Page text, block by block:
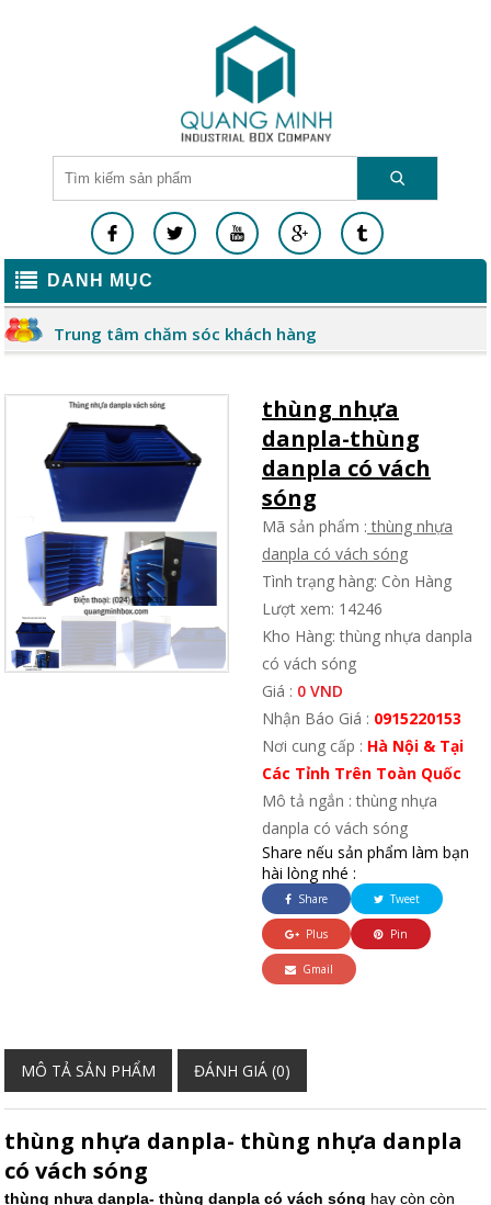
DANH MỤC
Trung tâm chăm sóc khách hàng
thùng nhựa
danpla-thùng
danpla có vách
sóng
Mã sản phẩm : thùng nhựa
danpla có vách sóng
Tình trạng hàng: Còn Hàng
Lượt xem: 14246
Kho Hàng: thùng nhựa danpla
có vách sóng
Giá : 0 VND
Nhận Báo Giá : 0915220153
Nơi cung cấp : Hà Nội & Tại
Các Tỉnh Trên Toàn Quốc
Mô tả ngắn : thùng nhựa
danpla có vách sóng
Share nếu sản phẩm làm bạn
hài lòng nhé :
Share Tweet
Plus Pin
Gmail
MÔ TẢ SẢN PHẨM ĐÁNH GIÁ (0)
thùng nhựa danpla- thùng nhựa danpla
có vách sóng
thùng nhựa danpla- thùng danpla có vách sóng hay còn còn